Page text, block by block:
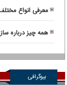
معرفی انواع
همه چیز درباره
بیوگرافی